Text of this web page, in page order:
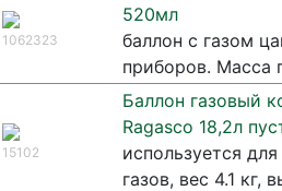
1062323
520мл
баллон с газом
приборов. Масса
15102
Баллон газовый
Ragasco 18,2л
используется
газов, вес 4.1